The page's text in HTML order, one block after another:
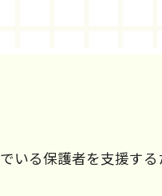
いる保護者を支援す